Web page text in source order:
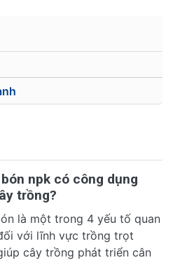
npk có công dụng
trồng?
là một trong 4 yếu tố quan
với lĩnh vực trồng trọt
cây trồng phát triển cân